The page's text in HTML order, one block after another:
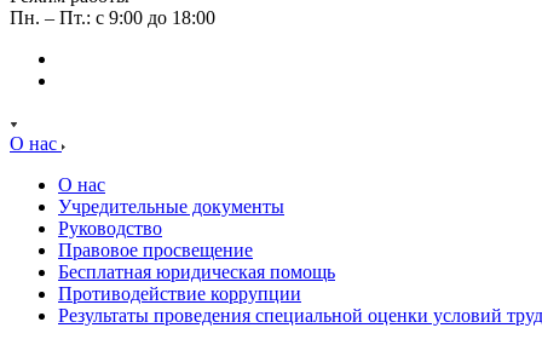
Пн. – Пт.: с 9:00 до 18:00
О нас
О нас
Учредительные документы
Руководство
Правовое просвещение
Бесплатная юридическая помощь
Противодействие коррупции
Результаты проведения специальной оценки условий